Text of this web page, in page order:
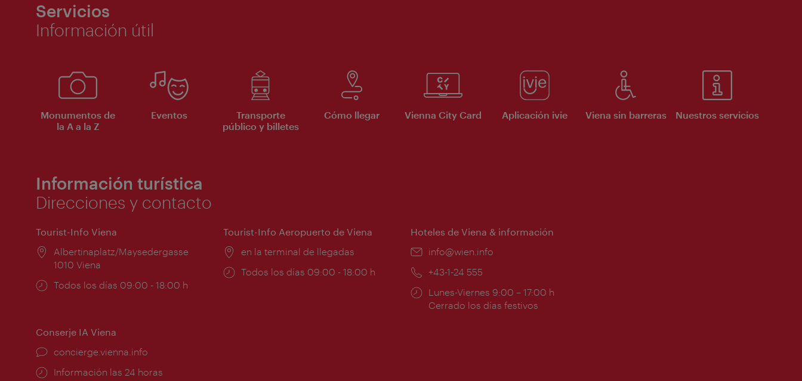
Servicios
Información útil
Monumentos de
la A a la Z
Eventos
Transporte
público y billetes
Cómo llegar Vienna City Card Aplicación ivie Viena sin barreras Nuestros servicios
Información turística
Direcciones y contacto
Tourist-Info Viena
Lugar:
Albertinaplatz/Maysedergasse
1010 Viena
Horarios
Todos los días 09:00 - 18:00 h
Tourist-Info Aeropuerto de Viena
Lugar:
en la terminal de llegadas
Horarios
Todos los días 09:00 - 18:00 h
Hoteles de Viena & información
e-
info@wien.info
Teléfono:
+43-1-24 555
Horarios
de
Lunes-Viernes 9:00 – 17:00 h
Cerrado los días festivos
Conserje IA Viena
concierge.vienna.info
Información las 24 horas